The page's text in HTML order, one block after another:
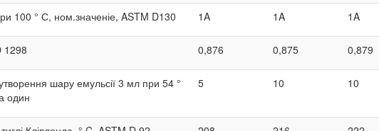
100 ° С, ном.значеніе, ASTM D130 1A 1A 1A
1298 0,876 0,875 0,879
шару емульсії 3 мл при 54 °
один
5 10 10